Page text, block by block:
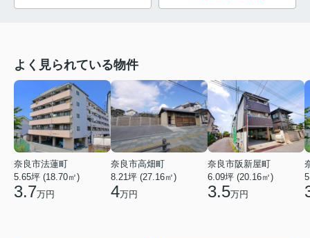
よく見られている物件
奈良市法蓮町
5.65坪 (18.70㎡)
3.7万円
奈良市高畑町
8.21坪 (27.16㎡)
4万円
奈良市阪新屋町
6.09坪 (20.16㎡)
3.5万円